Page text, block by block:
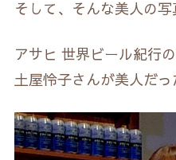
そして、そんな美人の写
アサヒ 世界ビール紀行
土屋怜子さんが美人だっ